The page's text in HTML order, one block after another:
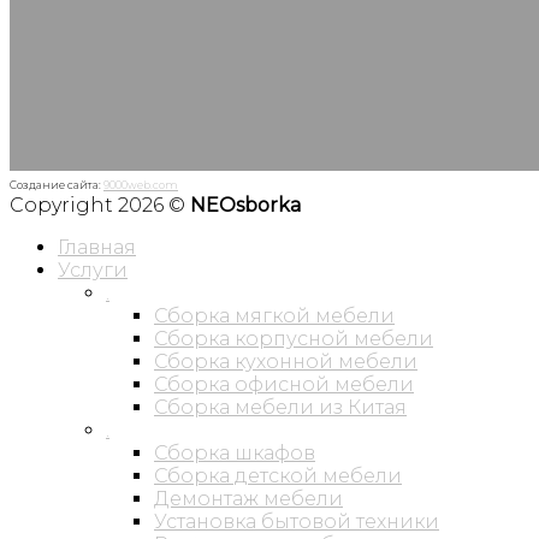
Создание сайта:9000web.com
Copyright 2026 © NEOsborka
Главная
Услуги
Сборка мягкой мебели
Сборка корпусной мебели
Сборка кухонной мебели
Сборка офисной мебели
Сборка мебели из Китая
Сборка шкафов
Сборка детской мебели
Демонтаж мебели
Установка бытовой техники